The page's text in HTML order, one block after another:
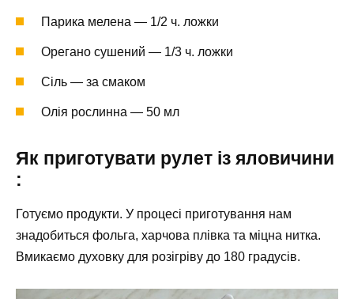
Парика мелена — 1/2 ч. ложки
Орегано сушений — 1/3 ч. ложки
Сіль — за смаком
Олія рослинна — 50 мл
Як приготувати рулет із яловичини
:
Готуємо продукти. У процесі приготування нам
знадобиться фольга, харчова плівка та міцна нитка.
Вмикаємо духовку для розігріву до 180 градусів.